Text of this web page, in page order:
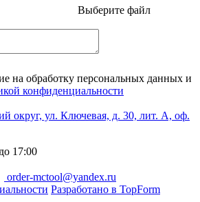
Выберите файл
на обработку персональных данных и
конфиденциальности
округ, ул. Ключевая, д. 30, лит. А, оф.
17:00
order-mctool@yandex.ru
Разработано в TopForm